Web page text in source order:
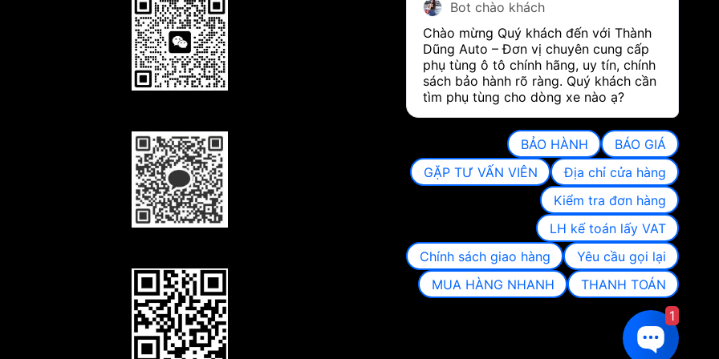
Bot chào khách
Chào mừng Quý khách đến với Thành
Dũng Auto – Đơn vị chuyên cung cấp
phụ tùng ô tô chính hãng, uy tín, chính
sách bảo hành rõ ràng. Quý khách cần
tìm phụ tùng cho dòng xe nào ạ?
BẢO HÀNH
BÁO GIÁ
GẶP TƯ VẤN VIÊN
Địa chỉ cửa hàng
Kiểm tra đơn hàng
LH kế toán lấy VAT
Chính sách giao hàng
Yêu cầu gọi lại
MUA HÀNG NHANH
THANH TOÁN
1